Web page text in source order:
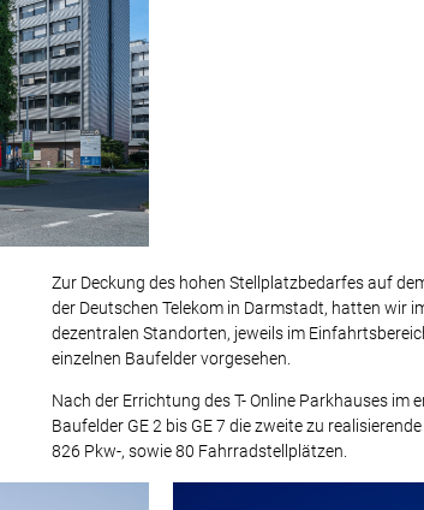
Zur Deckung des hohen Stellplatzbedarfes auf
der Deutschen Telekom in Darmstadt, hatten wir
dezentralen Standorten, jeweils im
einzelnen Baufelder vorgesehen.
Nach der Errichtung des T- Online Parkhauses
Baufelder GE 2 bis GE 7 die zweite zu
826 Pkw-, sowie 80 Fahrradstellplätzen.